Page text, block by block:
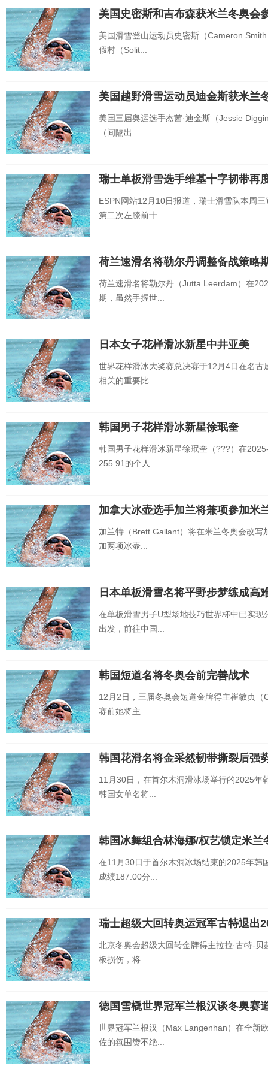
美国史密斯和吉布森获米兰冬奥会
美国滑雪登山运动员史密斯（Cameron
假村（Solit...
美国越野滑雪运动员迪金斯获米兰
美国三届奥运选手杰茜·迪金斯（Jessie
（间隔出...
瑞士单板滑雪选手维基十字韧带再
ESPN网站12月10日报道，瑞士滑雪队本周
第二次左膝前十...
荷兰速滑名将勒尔丹调整备战策略
荷兰速滑名将勒尔丹（Jutta Leerdam）在
期，虽然手握世...
日本女子花样滑冰新星中井亚美
世界花样滑冰大奖赛总决赛于12月4日在名
相关的重要比...
韩国男子花样滑冰新星徐珉奎
韩国男子花样滑冰新星徐珉奎（???）在
255.91的个人...
加拿大冰壶选手加兰将兼项参加米
加兰特（Brett Gallant）将在米兰冬奥会改
加两项冰壶...
日本单板滑雪名将平野步梦练成高
在单板滑雪男子U型场地技巧世界杯中已实
出发，前往中国...
韩国短道名将冬奥会前完善战术
12月2日，三届冬奥会短道金牌得主崔敏贞
赛前她将主...
韩国花滑名将金采然韧带撕裂后强
11月30日，在首尔木洞滑冰场举行的2025
韩国女单名将...
韩国冰舞组合林海娜/权艺锁定米兰
在11月30日于首尔木洞冰场结束的2025年韩
成绩187.00分...
瑞士超级大回转奥运冠军古特退出
北京冬奥会超级大回转金牌得主拉拉·古特-
板损伤，将...
德国雪橇世界冠军兰根汉谈冬奥赛
世界冠军兰根汉（Max Langenhan）在全新
佐的氛围赞不绝...